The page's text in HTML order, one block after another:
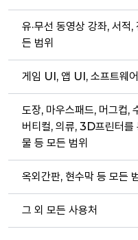
유·무선 동영상 강좌, 서적
든 범위
게임 UI, 앱 UI, 소프트웨
도장, 마우스패드, 머그컵,
버티컬, 의류, 3D프린터를
물 등 모든 범위
옥외간판, 현수막 등 모든
그 외 모든 사용처